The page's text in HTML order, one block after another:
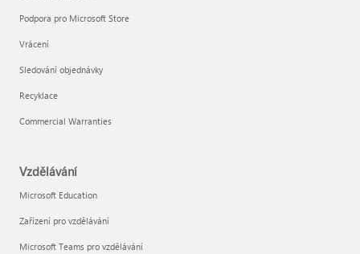
Podpora pro Microsoft Store
Vrácení
Sledování objednávky
Recyklace
Commercial Warranties
Vzdělávání
Microsoft Education
Zařízení pro vzdělávání
Microsoft Teams pro vzdělávání